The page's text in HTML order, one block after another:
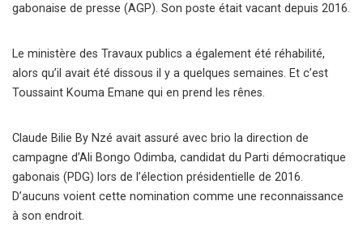
gabonaise de presse (AGP). Son poste était vacant depuis 2016.
Le ministère des Travaux publics a également été réhabilité,
alors qu’il avait été dissous il y a quelques semaines. Et c’est
Toussaint Kouma Emane qui en prend les rênes.
Claude Bilie By Nzé avait assuré avec brio la direction de
campagne d’Ali Bongo Odimba, candidat du Parti démocratique
gabonais (PDG) lors de l’élection présidentielle de 2016.
D’aucuns voient cette nomination comme une reconnaissance
à son endroit.